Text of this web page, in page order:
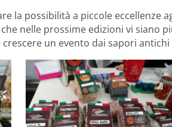
la possibilità a piccole
nelle prossime edizioni vi siano
un evento dai sapori antichi